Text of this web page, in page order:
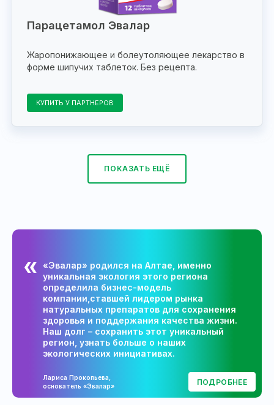
Парацетамол Эвалар
Жаропонижающее и болеутоляющее лекарство в
форме шипучих таблеток. Без рецепта.
КУПИТЬ У ПАРТНЕРОВ
ПОКАЗАТЬ ЕЩЁ
«Эвалар» родился на Алтае, именно
уникальная экология этого региона
определила бизнес-модель
компании,ставшей лидером рынка
натуральных препаратов для сохранения
здоровья и поддержания качества жизни.
Наш долг – сохранить этот уникальный
регион, узнать больше о наших
экологических инициативах.
Лариса Прокопьева,
основатель «Эвалар»
ПОДРОБНЕЕ